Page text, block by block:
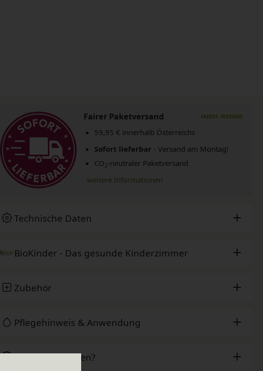
Fairer Paketversand
59,95 € innerhalb Österreichs
Sofort lieferbar - Versand am Montag!
CO2-neutraler Paketversand
weitere Informationen
Technische Daten
BioKinder - Das gesunde Kinderzimmer
Zubehör
Pflegehinweis & Anwendung
Sie haben Fragen?